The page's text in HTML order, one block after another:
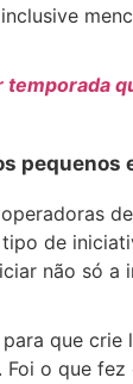
pequenos
de
não só a
que crie
o que